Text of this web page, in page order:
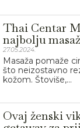
Thai Centar
najbolju
27.05.2024.
Masaža pomaže
što neizostavno
kožom. Štoviše,...
Ovaj ženski